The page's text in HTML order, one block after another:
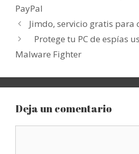
PayPal
Jimdo, servicio gratis para
Protege tu PC de espías
Malware Fighter
Deja un comentario